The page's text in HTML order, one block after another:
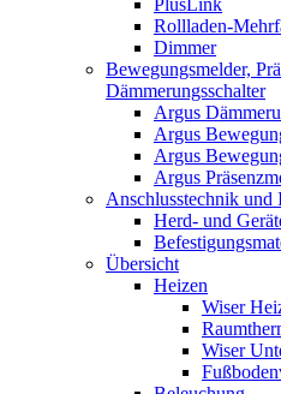
Rollladen-
Dimmer
Bewegungsmelder,
Dämmerungsschalter
Argus
Argus
Argus
Argus
Anschlusstechnik und
Herd- und
Übersicht
Heizen
Wiser
Wiser